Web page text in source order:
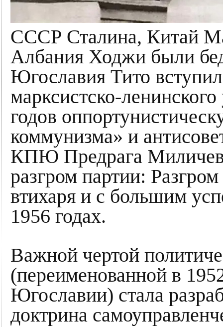
СССР Сталина, Китай
Албания Ходжи были
Югославия Тито
марксистско-
годов
коммунизма» и
КПЮ Предрага
разгром партии:
втихаря и с большим
1956 годах.
Важной чертой
(переименованной в
Югославии) стала
доктрина